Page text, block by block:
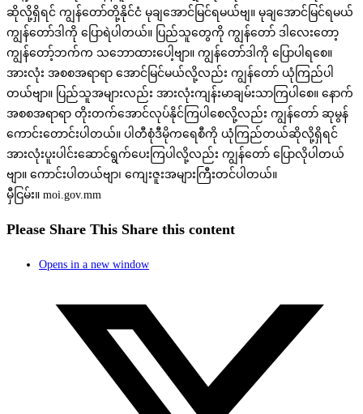
ဆိုလို့ရှိရင် ကျွန်တော်တို့နိုင်ငံ မုချအောင်မြင်ရမယ်ဗျ။ မုချအောင်မြင်ရမယ်
ကျွန်တော်ဒါကို ပြောရဲပါတယ်။ ပြည်သူတွေကို ကျွန်တော် ဒါလေးတော့
ကျွန်တော့်ဘက်က သဘောထားပေါ့ဗျာ။ ကျွန်တော်ဒါကို ပြောပါရစေ။
အားလုံး အစစအရာရာ အောင်မြင်မယ်လို့လည်း ကျွန်တော် ယုံကြည်ပါ
တယ်ဗျာ။ ပြည်သူအများလည်း အားလုံးကျန်းမာချမ်းသာကြပါစေ။ နောက်
အစစအရာရာ တိုးတက်အောင်လုပ်နိုင်ကြပါစေလို့လည်း ကျွန်တော် ဆုမွန်
ကောင်းတောင်းပါတယ်။ ပါတီစုံဒီမိုကရေစီကို ယုံကြည်တယ်ဆိုလို့ရှိရင်
အားလုံးပူးပါင်းဆောင်ရွက်ပေးကြပါလို့လည်း ကျွန်တော် ပြောလိုပါတယ်
ဗျာ။ ကောင်းပါတယ်ဗျာ၊ ကျေးဇူးအများကြီးတင်ပါတယ်။
မှီငြမ်း။ moi.gov.mm
Please Share This Share this content
Opens in a new window